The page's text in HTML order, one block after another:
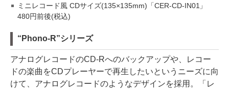
ミニレコード風 CDサイズ(135×135mm)「CER-CD-IN01」
480円前後(税込)
“Phono-R”シリーズ
アナログレコードのCD-Rへのバックアップや、レコー
ドの楽曲をCDプレーヤーで再生したいというニーズに向
けて、アナログレコードのようなデザインを採用。「レ